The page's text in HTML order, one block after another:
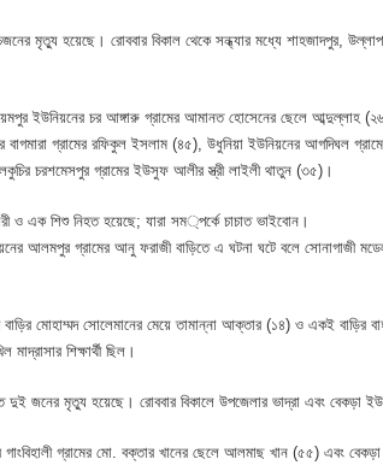
মৃত্যু হয়েছে। রোববার বিকাল থেকে সন্ধ্যার মধ্যে শাহজাদপুর,
ইউনিয়নের চর আঙ্গারু গ্রামের আমানত হোসেনের ছেলে আব্দুল্লাহ
বাগমারা গ্রামের রফিকুল ইসলাম (৪৫), উধুনিয়া ইউনিয়নের আগদিঘল
চরশমেসপুর গ্রামের ইউসুফ আলীর স্ত্রী লাইলী থাতুন (৩৫)।
ও এক শিশু নিহত হয়েছে; যারা সম্পর্কে চাচাত ভাইবোন।
আলমপুর গ্রামের আনু ফরাজী বাড়িতে এ ঘটনা ঘটে বলে সোনাগাজী
মোহাম্মদ সোলেমানের মেয়ে তামান্না আক্তার (১৪) ও একই বাড়ির
মাদ্রাসার শিক্ষার্থী ছিল।
দুই জনের মৃত্যু হয়েছে। রোববার বিকালে উপজেলার ভাদ্রা এবং বেকড়া
গ্রামের মো. বক্তার খানের ছেলে আলমাছ খান (৫৫) এবং